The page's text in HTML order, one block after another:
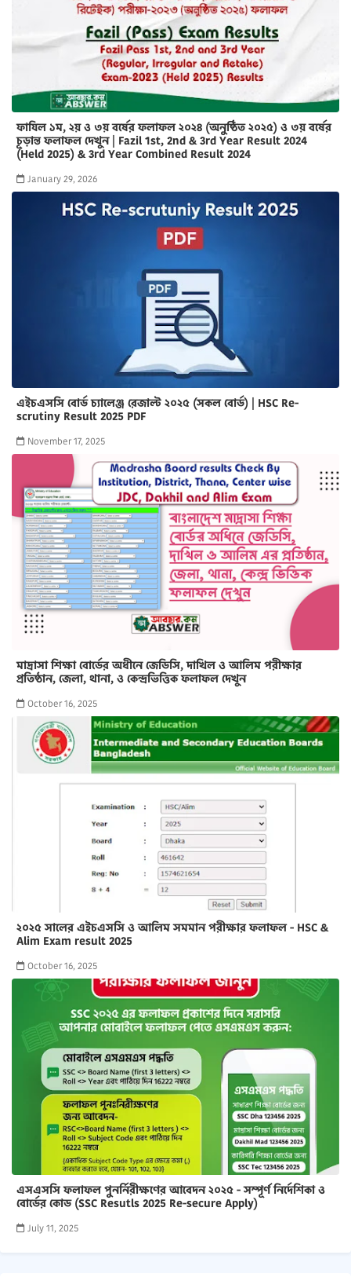
ফাযিল ১ম, ২য় ও ৩য় বর্ষের ফলাফল ২০২৪ (অনুষ্ঠিত ২০২৫) ও ৩য় বর্ষের
চূড়ান্ত ফলাফল দেখুন | Fazil 1st, 2nd & 3rd Year Result 2024
(Held 2025) & 3rd Year Combined Result 2024
January 29, 2026
এইচএসসি বোর্ড চ্যালেঞ্জ রেজাল্ট ২০২৫ (সকল বোর্ড) | HSC Re-
scrutiny Result 2025 PDF
November 17, 2025
মাদ্রাসা শিক্ষা বোর্ডের অধীনে জেডিসি, দাখিল ও আলিম পরীক্ষার
প্রতিষ্ঠান, জেলা, থানা, ও কেন্দ্রভিত্তিক ফলাফল দেখুন
October 16, 2025
২০২৫ সালের এইচএসসি ও আলিম সমমান পরীক্ষার ফলাফল - HSC &
Alim Exam result 2025
October 16, 2025
এসএসসি ফলাফল পুনর্নিরীক্ষণের আবেদন ২০২৫ - সম্পূর্ণ নির্দেশিকা ও
বোর্ডের কোড (SSC Resutls 2025 Re-secure Apply)
July 11, 2025